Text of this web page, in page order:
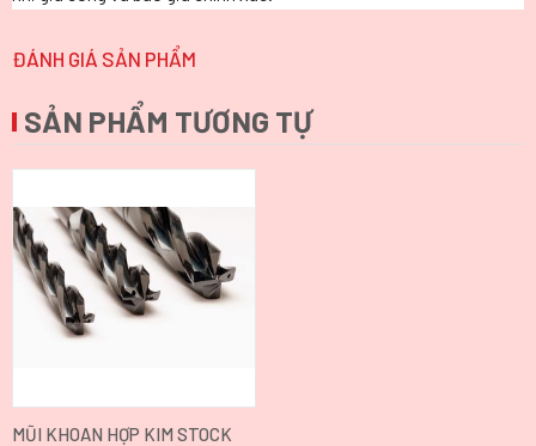
ĐÁNH GIÁ SẢN PHẨM
SẢN PHẨM TƯƠNG TỰ
MŨI KHOAN HỢP KIM STOCK